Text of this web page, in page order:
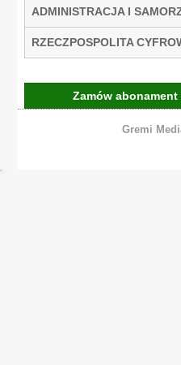
ADMINISTRACJA I
RZECZPOSPOLITA
Zamów abonament
Gremi